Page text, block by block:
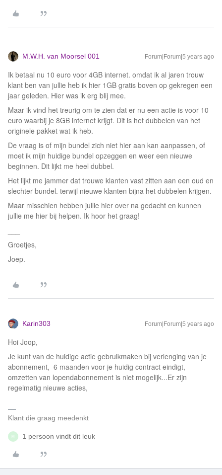
M.W.H. van Moorsel 001 Forum|Forum|5 years ago
Ik betaal nu 10 euro voor 4GB internet. omdat ik al jaren trouw
klant ben van jullie heb ik hier 1GB gratis boven op gekregen een
jaar geleden. Hier was ik erg blij mee.
Maar ik vind het treurig om te zien dat er nu een actie is voor 10
euro waarbij je 8GB internet krijgt. Dit is het dubbelen van het
originele pakket wat ik heb.
De vraag is of mijn bundel zich niet hier aan kan aanpassen, of
moet ik mijn huidige bundel opzeggen en weer een nieuwe
beginnen. Dit lijkt me heel dubbel.
Het lijkt me jammer dat trouwe klanten vast zitten aan een oud en
slechter bundel. terwijl nieuwe klanten bijna het dubbelen krijgen.
Maar misschien hebben jullie hier over na gedacht en kunnen
jullie me hier bij helpen. Ik hoor het graag!
Groetjes,
Joep.
Karin303 Forum|Forum|5 years ago
Hoi Joop,
Je kunt van de huidige actie gebruikmaken bij verlenging van je
abonnement, 6 maanden voor je huidig contract eindigt,
omzetten van lopendabonnement is niet mogelijk...Er zijn
regelmatig nieuwe acties,
Klant die graag meedenkt
M 1 persoon vindt dit leuk